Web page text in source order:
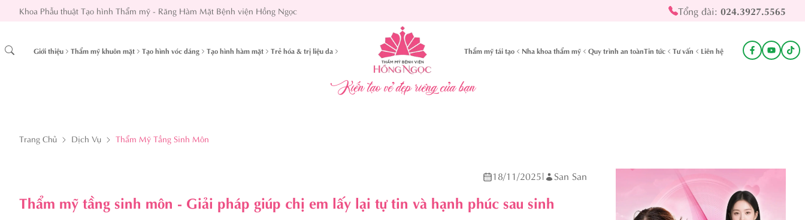
Khoa Phẫu thuật Tạo hình Thẩm mỹ - Răng Hàm Mặt Bệnh viện Hồng Ngọc Tổng đài: 024.3927.5565
Giới thiệu Thẩm mỹ khuôn mặt Tạo hình vóc dáng Tạo hình hàm mặt Trẻ hóa & trị liệu da Thẩm mỹ tái tạo Nha khoa thẩm mỹ Quy trình an toànTin tức Tư vấn Liên hệ
Kiến tạo vẻ đẹp riêng của bạn
Trang Chủ Dịch Vụ Thẩm Mỹ Tầng Sinh Môn
18/11/2025| San San
Thẩm mỹ tầng sinh môn - Giải pháp giúp chị em lấy lại tự tin và hạnh phúc sau sinh